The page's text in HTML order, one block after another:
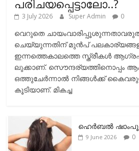
പരിചയപ്പെട്ടാലോ..?
3 July 2026 Super Admin 0
വെറുതെ ചായംവാരിപ്പൂശുന്നതാവരുത്
ചെയ്യുന്നതിന് മുന്‍പ്
ഇന്നത്തെകാലത്തെ സ്ത്രീകള്‍
ലുക്കാണ്. സൌന്ദര്യത്തിനൊപ്പം
ഒത്തുചേര്‍ന്നാല്‍ നിങ്ങള്‍ക്ക്
കൂടിയാണ്. മികച്ച
ഹെര്‍ബല്‍ ഷാംപൂ
9 June 2026 0